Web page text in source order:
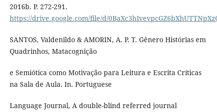
2016b. P. 272-291.
https://drive.google.com/file/d/
SANTOS, Valdenildo & AMORIN, A. P. T. Gênero Histórias em
Quadrinhos, Matacognição
e Semiótica como Motivação para Leitura e Escrita Críticas
na Sala de Aula. In. Portuguese
Language Journal, A double-blind referred journal